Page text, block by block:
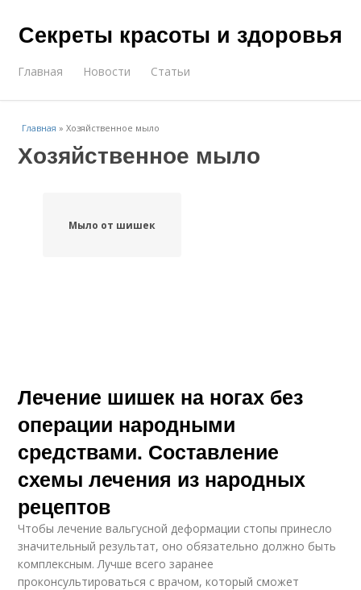
Секреты красоты и здоровья
Главная Новости Статьи
Главная »Хозяйственное мыло
Хозяйственное мыло
Мыло от шишек
Лечение шишек на ногах без
операции народными
средствами. Составление
схемы лечения из народных
рецептов
Чтобы лечение вальгусной деформации стопы принесло
значительный результат, оно обязательно должно быть
комплексным. Лучше всего заранее
проконсультироваться с врачом, который сможет